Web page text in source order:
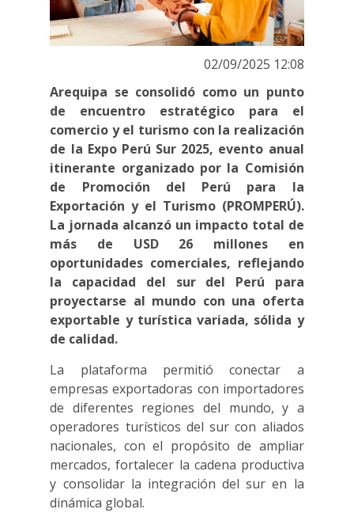
02/09/2025 12:08
Arequipa se consolidó como un punto
de encuentro estratégico para el
comercio y el turismo con la realización
de la Expo Perú Sur 2025, evento anual
itinerante organizado por la Comisión
de Promoción del Perú para la
Exportación y el Turismo (PROMPERÚ).
La jornada alcanzó un impacto total de
más de USD 26 millones en
oportunidades comerciales, reflejando
la capacidad del sur del Perú para
proyectarse al mundo con una oferta
exportable y turística variada, sólida y
de calidad.
La plataforma permitió conectar a
empresas exportadoras con importadores
de diferentes regiones del mundo, y a
operadores turísticos del sur con aliados
nacionales, con el propósito de ampliar
mercados, fortalecer la cadena productiva
y consolidar la integración del sur en la
dinámica global.